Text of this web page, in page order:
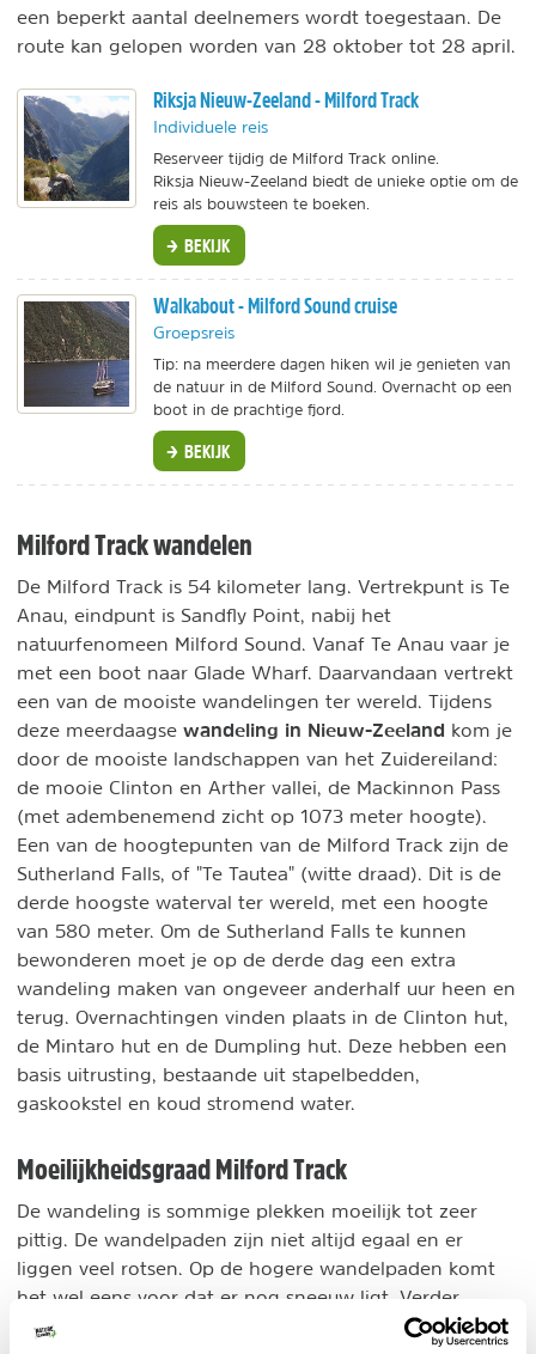
een beperkt aantal deelnemers wordt toegestaan. De
route kan gelopen worden van 28 oktober tot 28 april.
Riksja Nieuw-Zeeland - Milford Track
Individuele reis
Reserveer tijdig de Milford Track online.
Riksja Nieuw-Zeeland biedt de unieke optie om de
reis als bouwsteen te boeken.
BEKIJK
Walkabout - Milford Sound cruise
Groepsreis
Tip: na meerdere dagen hiken wil je genieten van
de natuur in de Milford Sound. Overnacht op een
boot in de prachtige fjord.
BEKIJK
Milford Track wandelen
De Milford Track is 54 kilometer lang. Vertrekpunt is Te
Anau, eindpunt is Sandfly Point, nabij het
natuurfenomeen Milford Sound. Vanaf Te Anau vaar je
met een boot naar Glade Wharf. Daarvandaan vertrekt
een van de mooiste wandelingen ter wereld. Tijdens
deze meerdaagse wandeling in Nieuw-Zeeland kom je
door de mooiste landschappen van het Zuidereiland:
de mooie Clinton en Arther vallei, de Mackinnon Pass
(met adembenemend zicht op 1073 meter hoogte).
Een van de hoogtepunten van de Milford Track zijn de
Sutherland Falls, of "Te Tautea" (witte draad). Dit is de
derde hoogste waterval ter wereld, met een hoogte
van 580 meter. Om de Sutherland Falls te kunnen
bewonderen moet je op de derde dag een extra
wandeling maken van ongeveer anderhalf uur heen en
terug. Overnachtingen vinden plaats in de Clinton hut,
de Mintaro hut en de Dumpling hut. Deze hebben een
basis uitrusting, bestaande uit stapelbedden,
gaskookstel en koud stromend water.
Moeilijkheidsgraad Milford Track
De wandeling is sommige plekken moeilijk tot zeer
pittig. De wandelpaden zijn niet altijd egaal en er
liggen veel rotsen. Op de hogere wandelpaden komt
het wel eens voor dat er nog sneeuw ligt. Verder
kunnen de weersomstandigheden soms zeer slecht